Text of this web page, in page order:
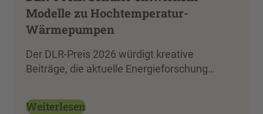
Modelle zu Hochtemperatur-
Wärmepumpen
Der DLR-Preis 2026 würdigt kreative
Beiträge, die aktuelle Energieforschung…
Weiterlesen